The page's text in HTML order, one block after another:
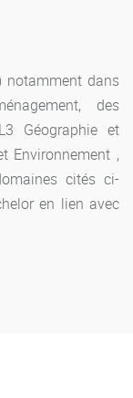
dates de
sur le site Études
notamment dans
des
Géographie et
Environnement ,
cités ci-
en lien avec